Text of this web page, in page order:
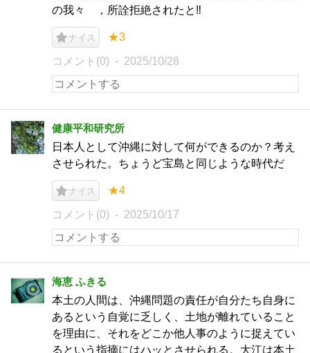
の我々 ，所詮拒絶されたと‼️
ナイス ★3
コメント(0) 2025/10/28
健康平和研究所
日本人として沖縄に対して何ができるのか？考え
させられた。ちょうど宝島と同じような時代だ
ナイス ★4
コメント(0) 2025/10/17
海恵 ふきる
本土の人間は、沖縄問題の責任が自分たち自身に
あるという自覚に乏しく、土地が離れていること
を理由に、それをどこか他人事のように捉えてい
るという指摘にはハッとさせられる。大江は本土